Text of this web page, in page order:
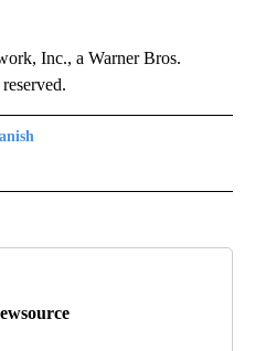
Inc., a Warner Bros.
TO RECEIVE NOTIFICATIONS ABOUT